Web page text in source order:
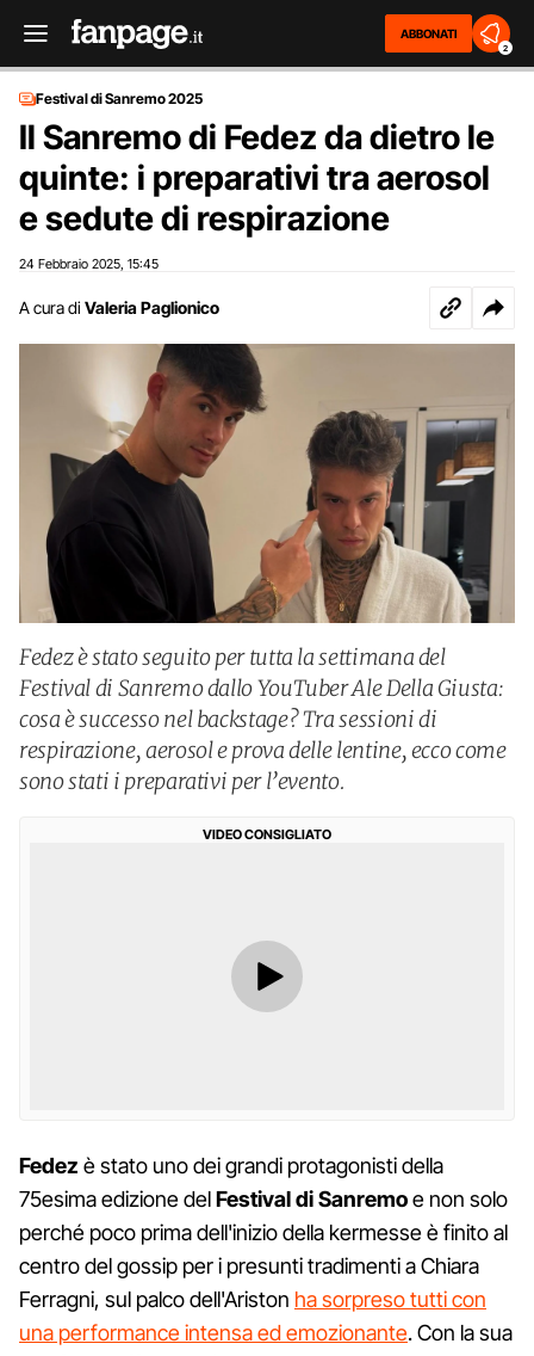
ABBONATI
2
Festival di Sanremo 2025
Il Sanremo di Fedez da dietro le
quinte: i preparativi tra aerosol
e sedute di respirazione
24 Febbraio 2025 15:45
A cura di Valeria Paglionico
Fedez è stato seguito per tutta la settimana del
Festival di Sanremo dallo YouTuber Ale Della Giusta:
cosa è successo nel backstage? Tra sessioni di
respirazione, aerosol e prova delle lentine, ecco come
sono stati i preparativi per l’evento.
VIDEO CONSIGLIATO
Fedez è stato uno dei grandi protagonisti della
75esima edizione delFestival di Sanremoe non solo
perché poco prima dell'inizio della kermesse è finito al
centro del gossip per i presunti tradimenti a Chiara
Ferragni, sul palco dell'Ariston ha sorpreso tutti con
una performance intensa ed emozionante. Con la sua